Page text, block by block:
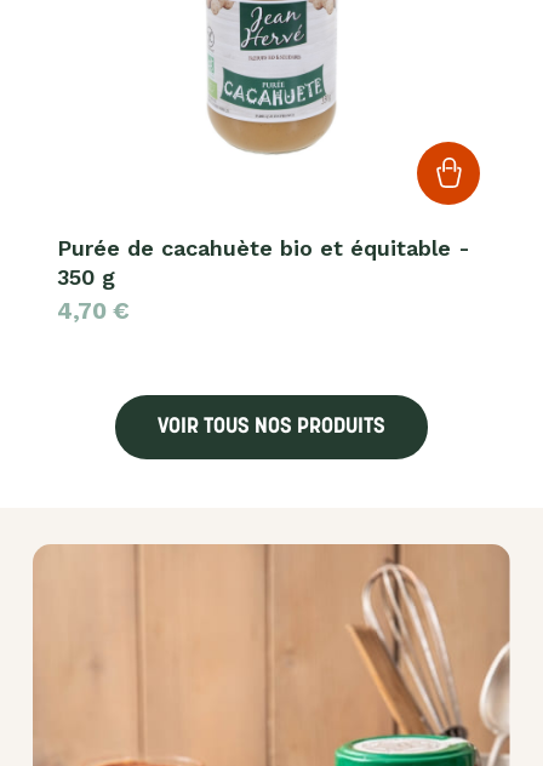
Purée de cacahuète bio et équitable -
350 g
4,70 €
VOIR TOUS NOS PRODUITS